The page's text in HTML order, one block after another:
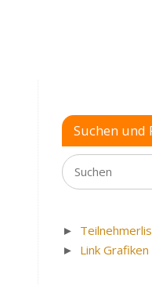
Suchen und
►
► Link